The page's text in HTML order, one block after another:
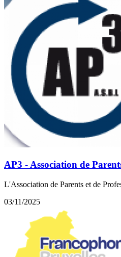
AP3 - Association de
L'Association de Parents et de
03/11/2025